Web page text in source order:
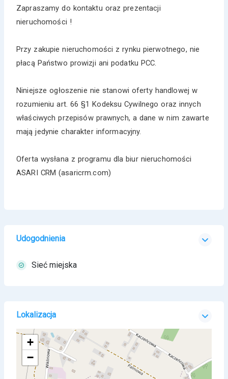
Zapraszamy do kontaktu oraz prezentacji
nieruchomości !
Przy zakupie nieruchomości z rynku pierwotnego, nie
płacą Państwo prowizji ani podatku PCC.
Niniejsze ogłoszenie nie stanowi oferty handlowej w
rozumieniu art. 66 §1 Kodeksu Cywilnego oraz innych
właściwych przepisów prawnych, a dane w nim zawarte
mają jedynie charakter informacyjny.
Oferta wysłana z programu dla biur nieruchomości
ASARI CRM (asaricrm.com)
Udogodnienia
Sieć miejska
Lokalizacja
+
−